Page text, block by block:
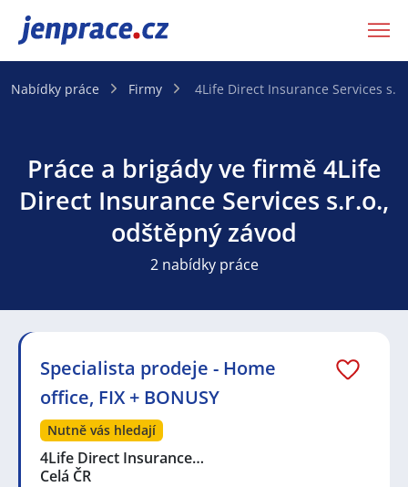
JenPráce.cz
Nabídky práce Firmy 4Life Direct Insurance Services
Práce a brigády ve firmě 4Life
Direct Insurance Services s.r.o.,
odštěpný závod
2 nabídky práce
Specialista prodeje - Home
office, FIX + BONUSY
Nutně vás hledají
4Life Direct Insurance…
Celá ČR